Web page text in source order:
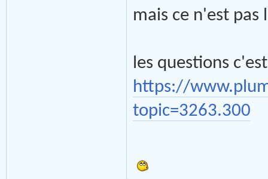
mais ce n'est
les questions
https://
topic=3263.300